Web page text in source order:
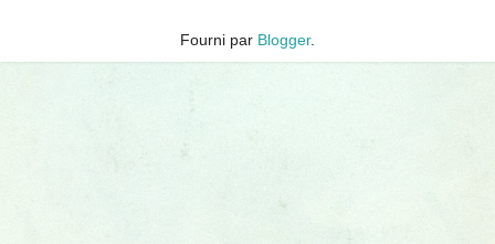
Fourni par Blogger.